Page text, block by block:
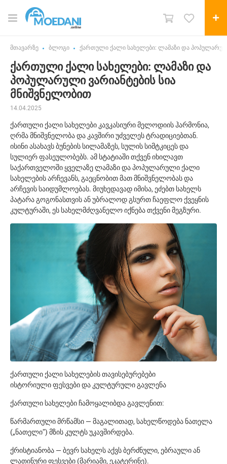
მთავარზე ბლოგი ქართული ქალი სახელები: ლამაზი და
ქართული ქალი სახელები: ლამაზი და
პოპულარული ვარიანტების სია
მნიშვნელობით
14.04.2025
ქართული ქალი სახელები კავკასიური მელოდიის ჰარმონია,
ღრმა მნიშვნელობა და კავშირი უძველეს ტრადიციებთან.
ისინი ასახავს ბუნების სილამაზეს, სულის სიმტკიცეს და
სულიერ ფასეულობებს. ამ სტატიაში თქვენ იხილავთ
საქართველოში ყველაზე ლამაზი და პოპულარული ქალი
სახელების არჩევანს, გაეცნობით მათ მნიშვნელობას და
არჩევის საიდუმლოებას. მიუხედავად იმისა, ეძებთ სახელს
პატარა გოგონასთვის ან უბრალოდ გსურთ ჩაეფლო ქვეყნის
კულტურაში, ეს სახელმძღვანელო იქნება თქვენი მეგზური.
ქართული ქალი სახელების თავისებურებები
ისტორიული ფესვები და კულტურული გავლენა
ქართული სახელები ჩამოყალიბდა გავლენით:
წარმართული მრწამსი — მაგალითად, სახელწოდება ნათელა
(„ნათელი“) მზის კულტს უკავშირდება.
ქრისტიანობა — ბევრ სახელს აქვს ბერძნული, ებრაული ან
ლათინური ფესვები (მარიამი, ეკატერინე).